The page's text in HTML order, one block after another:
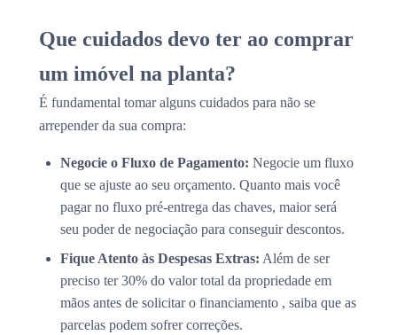
Que cuidados devo ter ao comprar
um imóvel na planta?
É fundamental tomar alguns cuidados para não se
arrepender da sua compra:
Negocie o Fluxo de Pagamento: Negocie um fluxo
que se ajuste ao seu orçamento. Quanto mais você
pagar no fluxo pré-entrega das chaves, maior será
seu poder de negociação para conseguir descontos.
Fique Atento às Despesas Extras: Além de ser
preciso ter 30% do valor total da propriedade em
mãos antes de solicitar o financiamento , saiba que as
parcelas podem sofrer correções.